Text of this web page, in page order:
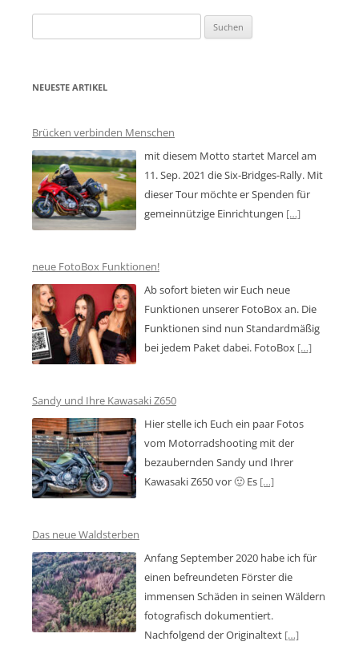
nach:
NEUESTE ARTIKEL
Brücken verbinden Menschen
mit diesem Motto startet Marcel am
11. Sep. 2021 die Six-Bridges-Rally. Mit
dieser Tour möchte er Spenden für
gemeinnützige Einrichtungen […]
neue FotoBox Funktionen!
Ab sofort bieten wir Euch neue
Funktionen unserer FotoBox an. Die
Funktionen sind nun Standardmäßig
bei jedem Paket dabei. FotoBox […]
Sandy und Ihre Kawasaki Z650
Hier stelle ich Euch ein paar Fotos
vom Motorradshooting mit der
bezaubernden Sandy und Ihrer
Kawasaki Z650 vor 🙂 Es […]
Das neue Waldsterben
Anfang September 2020 habe ich für
einen befreundeten Förster die
immensen Schäden in seinen Wäldern
fotografisch dokumentiert.
Nachfolgend der Originaltext […]